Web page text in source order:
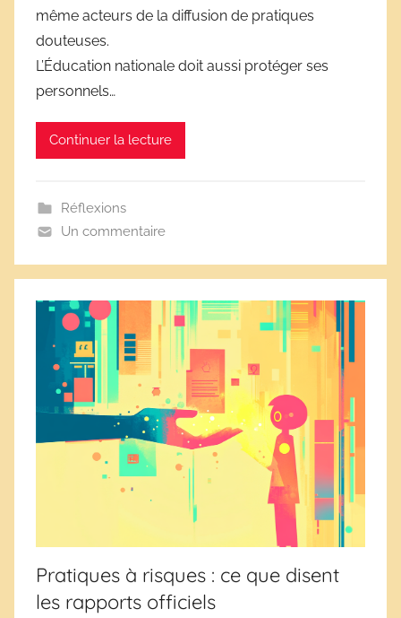
e
s
même acteurs de la diffusion de pratiques
douteuses.
L’Éducation nationale doit aussi protéger ses
personnels…
Continuer la lecture
Réflexions
Un commentaire
Pratiques à risques : ce que disent
les rapports officiels